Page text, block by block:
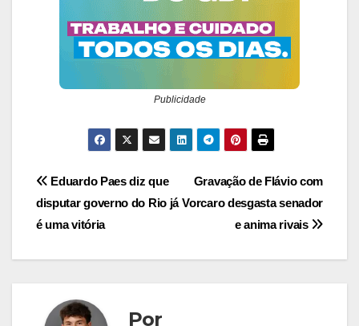
Publicidade
Navegação
de
Post
Gravação de Flávio com
Vorcaro desgasta senador
e anima rivais
Eduardo Paes diz que
disputar governo do Rio já
é uma vitória
Por